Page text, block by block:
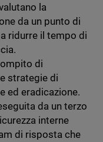
la
da un punto di
ridurre il tempo di
di
strategie di
ed eradicazione.
da un terzo
interne
di risposta che